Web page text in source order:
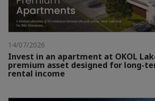
14/07/2026
Invest in an apartment at OKOL
premium asset designed for long-
rental income